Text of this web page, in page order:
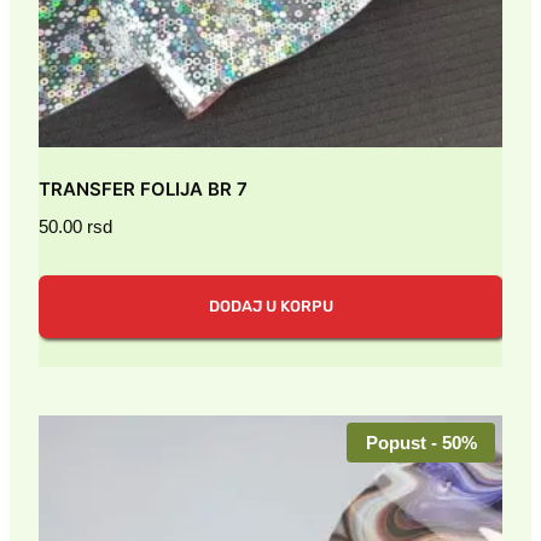
TRANSFER FOLIJA BR 7
50.00 rsd
DODAJ U KORPU
Popust - 50%